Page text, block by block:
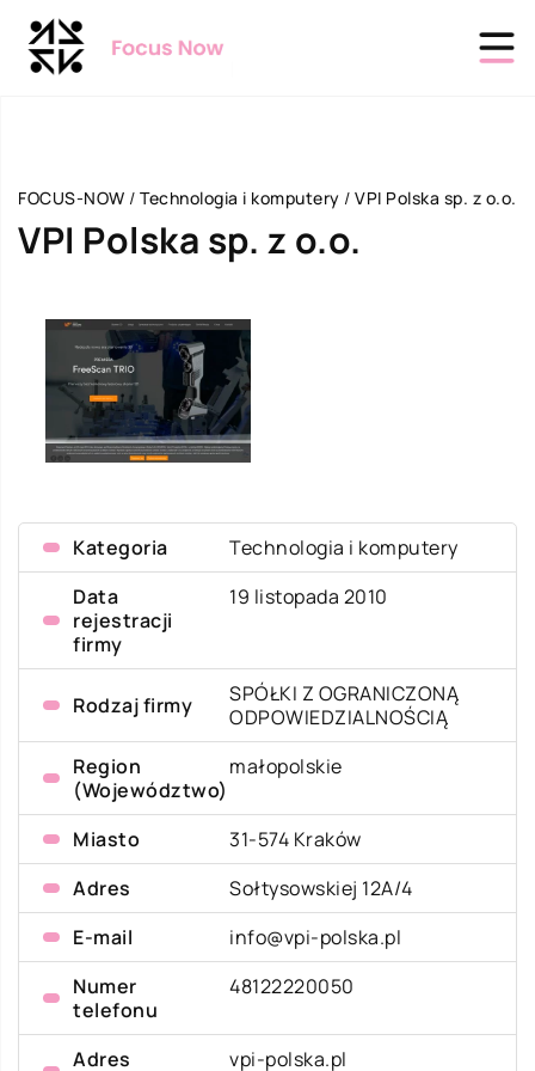
FOCUS-NOW / Technologia i komputery / VPI Polska sp. z o.o.
VPI Polska sp. z o.o.
Kategoria
Technologia i komputery
Data
rejestracji
firmy
19 listopada 2010
Rodzaj firmy
SPÓŁKI Z OGRANICZONĄ
ODPOWIEDZIALNOŚCIĄ
Region
(Województwo)
małopolskie
Miasto
31-574 Kraków
Adres
Sołtysowskiej 12A/4
E-mail
info@vpi-polska.pl
Numer
telefonu
48122220050
Adres
vpi-polska.pl